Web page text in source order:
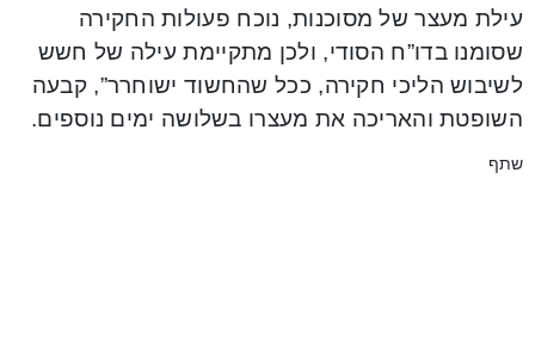
עילת מעצר של מסוכנות, נוכח פעולות החקירה
שסומנו בדו”ח הסודי, ולכן מתקיימת עילה של חשש
לשיבוש הליכי חקירה, ככל שהחשוד ישוחרר”, קבעה
השופטת והאריכה את מעצרו בשלושה ימים נוספים.
שתף